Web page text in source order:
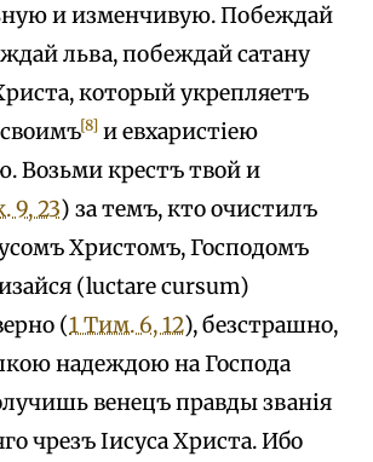
и изменчивую. Побеждай
льва, побеждай сатану
который укрепляетъ
[8] и евхаристіею
Возьми крестъ твой и
9, 23) за темъ, кто очистилъ
Христомъ, Господомъ
(luctare cursum)
(1 Тим. 6, 12), безстрашно,
надеждою на Господа
венецъ правды званія
чрезъ Іисуса Христа. Ибо